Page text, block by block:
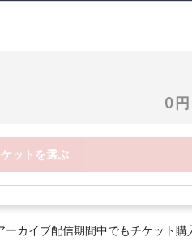
0 円
ットを選ぶ
カイブ配信期間中でもチケット購